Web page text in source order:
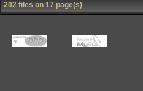
202 files on 17 page(s)